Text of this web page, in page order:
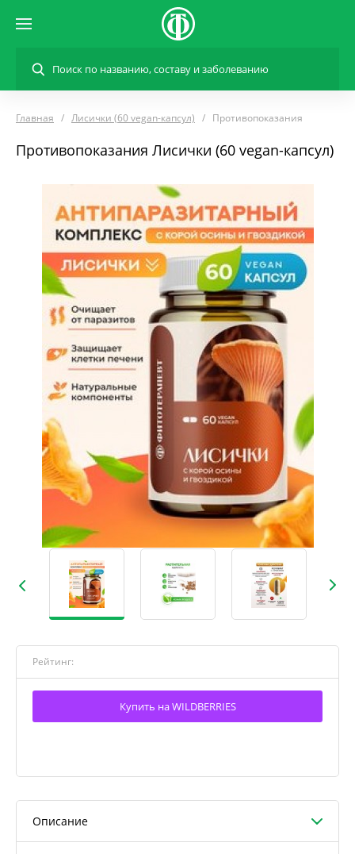
Главная Лисички (60 vegan-капсул) Противопоказания
Противопоказания Лисички (60 vegan-капсул)
Рейтинг:
Купить на WILDBERRIES
Описание